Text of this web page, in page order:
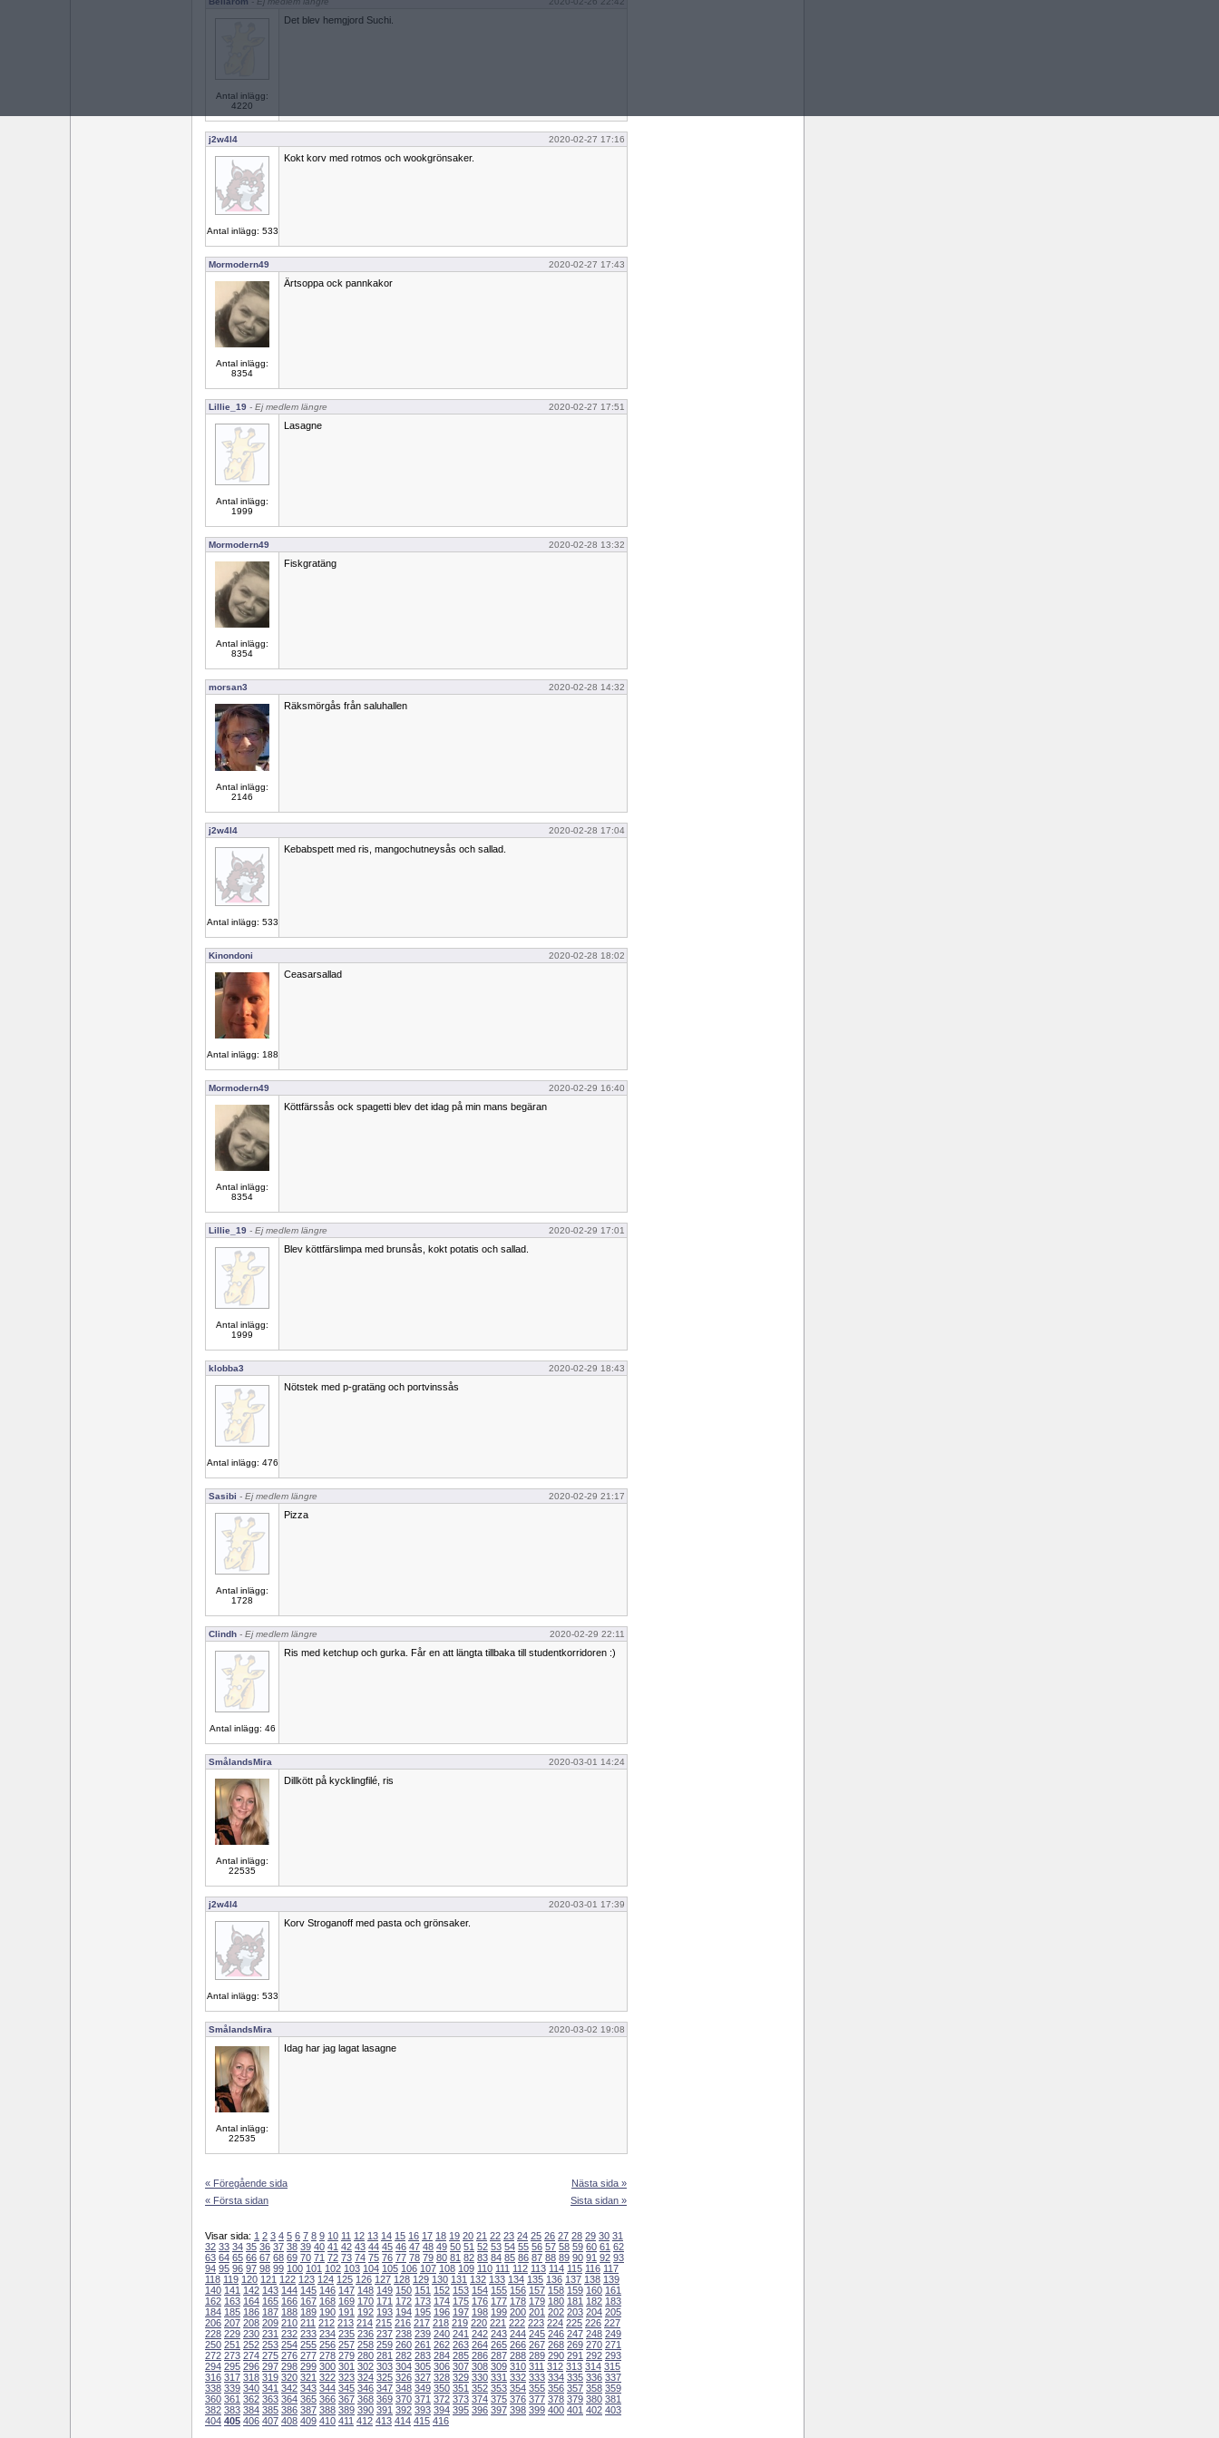
Antal inlägg:
4220
Det blev hemgjord Suchi.
j2w4l4 2020-02-27 17:16
Antal inlägg: 533
Kokt korv med rotmos och wookgrönsaker.
Mormodern49 2020-02-27 17:43
Antal inlägg:
8354
Ärtsoppa ock pannkakor
Lillie_19 - Ej medlem längre 2020-02-27 17:51
Antal inlägg:
1999
Lasagne
Mormodern49 2020-02-28 13:32
Antal inlägg:
8354
Fiskgratäng
morsan3 2020-02-28 14:32
Antal inlägg:
2146
Räksmörgås från saluhallen
j2w4l4 2020-02-28 17:04
Antal inlägg: 533
Kebabspett med ris, mangochutneysås och sallad.
Kinondoni 2020-02-28 18:02
Antal inlägg: 188
Ceasarsallad
Mormodern49 2020-02-29 16:40
Antal inlägg:
8354
Köttfärssås ock spagetti blev det idag på min mans begäran
Lillie_19 - Ej medlem längre 2020-02-29 17:01
Antal inlägg:
1999
Blev köttfärslimpa med brunsås, kokt potatis och sallad.
klobba3 2020-02-29 18:43
Antal inlägg: 476
Nötstek med p-gratäng och portvinssås
Sasibi - Ej medlem längre 2020-02-29 21:17
Antal inlägg:
1728
Pizza
Clindh - Ej medlem längre 2020-02-29 22:11
Antal inlägg: 46
Ris med ketchup och gurka. Får en att längta tillbaka till studentkorridoren :)
SmålandsMira 2020-03-01 14:24
Antal inlägg:
22535
Dillkött på kycklingfilé, ris
j2w4l4 2020-03-01 17:39
Antal inlägg: 533
Korv Stroganoff med pasta och grönsaker.
SmålandsMira 2020-03-02 19:08
Antal inlägg:
22535
Idag har jag lagat lasagne
« Föregående sida
« Första sidan
Nästa sida »
Sista sidan »
Visar sida: 1 2 3 4 5 6 7 8 9 10 11 12 13 14 15 16 17 18 19 20 21 22 23 24 25 26 27 28 29 30 31
32 33 34 35 36 37 38 39 40 41 42 43 44 45 46 47 48 49 50 51 52 53 54 55 56 57 58 59 60 61 62
63 64 65 66 67 68 69 70 71 72 73 74 75 76 77 78 79 80 81 82 83 84 85 86 87 88 89 90 91 92 93
94 95 96 97 98 99 100 101 102 103 104 105 106 107 108 109 110 111 112 113 114 115 116 117
118 119 120 121 122 123 124 125 126 127 128 129 130 131 132 133 134 135 136 137 138 139
140 141 142 143 144 145 146 147 148 149 150 151 152 153 154 155 156 157 158 159 160 161
162 163 164 165 166 167 168 169 170 171 172 173 174 175 176 177 178 179 180 181 182 183
184 185 186 187 188 189 190 191 192 193 194 195 196 197 198 199 200 201 202 203 204 205
206 207 208 209 210 211 212 213 214 215 216 217 218 219 220 221 222 223 224 225 226 227
228 229 230 231 232 233 234 235 236 237 238 239 240 241 242 243 244 245 246 247 248 249
250 251 252 253 254 255 256 257 258 259 260 261 262 263 264 265 266 267 268 269 270 271
272 273 274 275 276 277 278 279 280 281 282 283 284 285 286 287 288 289 290 291 292 293
294 295 296 297 298 299 300 301 302 303 304 305 306 307 308 309 310 311 312 313 314 315
316 317 318 319 320 321 322 323 324 325 326 327 328 329 330 331 332 333 334 335 336 337
338 339 340 341 342 343 344 345 346 347 348 349 350 351 352 353 354 355 356 357 358 359
360 361 362 363 364 365 366 367 368 369 370 371 372 373 374 375 376 377 378 379 380 381
382 383 384 385 386 387 388 389 390 391 392 393 394 395 396 397 398 399 400 401 402 403
404 405 406 407 408 409 410 411 412 413 414 415 416